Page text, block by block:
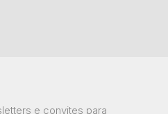
e convites para